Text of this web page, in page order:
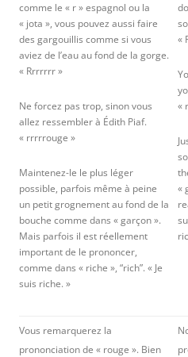
comme le « r » espagnol ou la
« jota », vous pouvez aussi faire
des gargouillis comme si vous
aviez de l’eau au fond de la gorge.
« Rrrrrrr »
Ne forcez pas trop, sinon vous
allez ressembler à Édith Piaf.
« rrrrrouge »
Maintenez-le le plus léger
possible, parfois même à peine
un petit grognement au fond de la
bouche comme dans « garçon ».
Mais parfois il est réellement
important de le prononcer,
comme dans « riche », “rich”. « Je
suis riche. »
«
«
«
Vous remarquerez la
prononciation de « rouge ». Bien